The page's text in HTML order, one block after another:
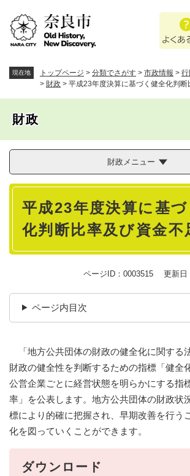
あ
問
現在地 トップページ > 分類でさがす > 市政情報 > 行
> 財政 > 平成23年度決算に基づく健全化判
財政
財政メニュー
本
平成23年度決算に基
化判断比率及び資金不
ページID：0003515 更新日
ページ内目次
「地方公共団体の財政の健全化に関する
財政の健全性を判断するための指標「健全
公営企業ごとに経営状態を明らかにする指
率」を公表します。地方公共団体の財政状
標により的確に把握され、早期改善を行う
化を図っていくことができます。
ダウンロード